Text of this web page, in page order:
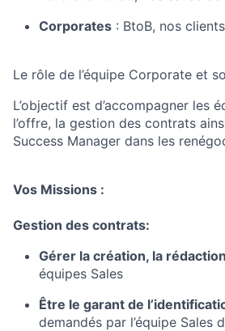
Corporates : BtoB, nos
Le rôle de l’équipe Corporate et
L’objectif est d’accompagner les
l’offre, la gestion des contrats
Success Manager dans les
Vos Missions :
Gestion des contrats:
Gérer la création, la
équipes Sales
Être le garant de
demandés par l’équipe